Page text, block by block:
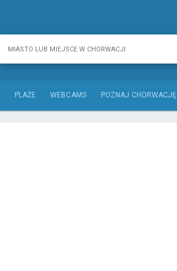
PLAŻE WEBCAMS POZNAJ CHORWACJĘ